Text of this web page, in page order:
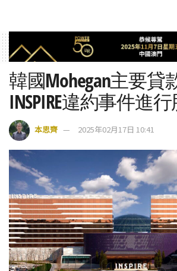
韓國Mohegan主要貸
INSPIRE違約事件進
本思齊 2025年02月17日 10:41